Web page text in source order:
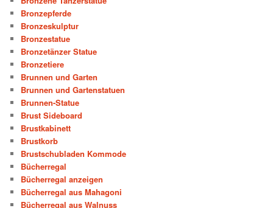
Bronzepferde
Bronzeskulptur
Bronzestatue
Bronzetänzer Statue
Bronzetiere
Brunnen und Garten
Brunnen und Gartenstatuen
Brunnen-Statue
Brust Sideboard
Brustkabinett
Brustkorb
Brustschubladen Kommode
Bücherregal
Bücherregal anzeigen
Bücherregal aus Mahagoni
Bücherregal aus Walnuss